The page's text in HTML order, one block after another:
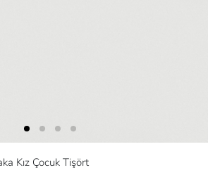
Kız Çocuk Tişört